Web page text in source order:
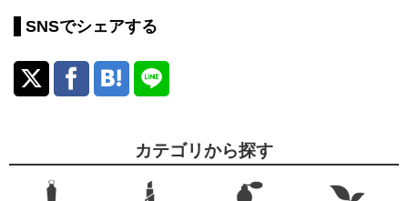
SNSでシェアする
カテゴリから探す